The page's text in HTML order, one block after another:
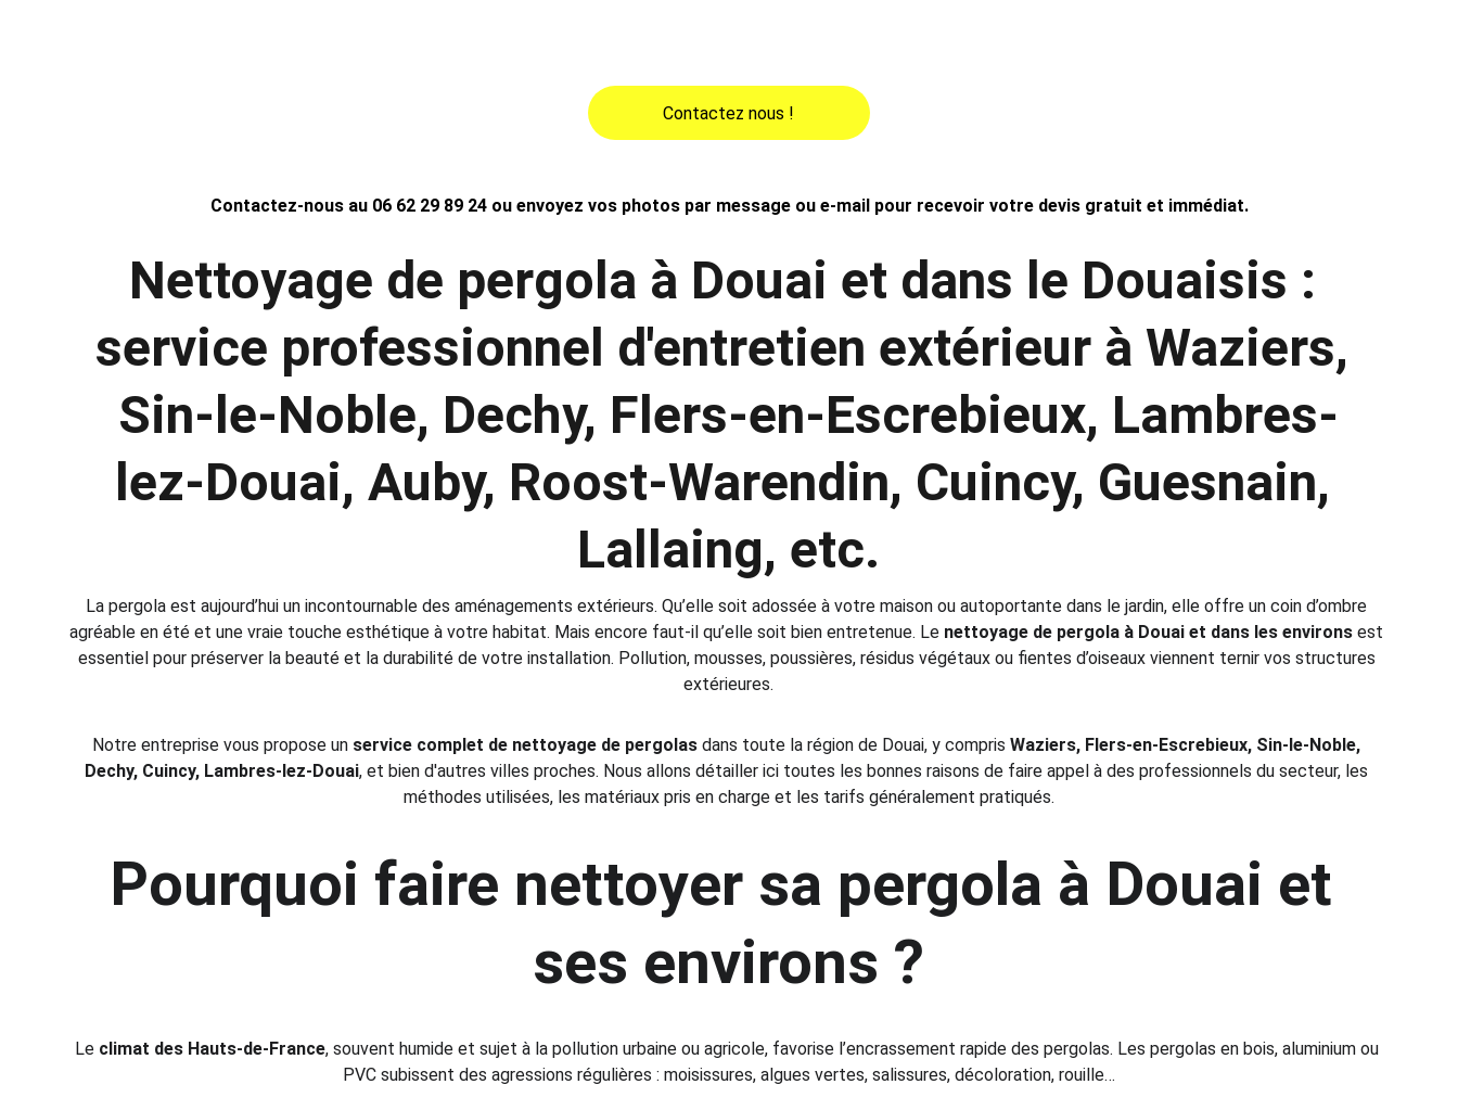
Contactez nous !
Contactez-nous au 06 62 29 89 24 ou envoyez vos photos par message ou e-mail pour recevoir votre devis gratuit et immédiat.
Nettoyage de pergola à Douai et dans le Douaisis :
service professionnel d'entretien extérieur à Waziers,
Sin-le-Noble, Dechy, Flers-en-Escrebieux, Lambres-
lez-Douai, Auby, Roost-Warendin, Cuincy, Guesnain,
Lallaing, etc.
La pergola est aujourd’hui un incontournable des aménagements extérieurs. Qu’elle soit adossée à votre maison ou autoportante dans le jardin, elle offre un coin d’ombre
agréable en été et une vraie touche esthétique à votre habitat. Mais encore faut-il qu’elle soit bien entretenue. Le nettoyage de pergola à Douai et dans les environs est
essentiel pour préserver la beauté et la durabilité de votre installation. Pollution, mousses, poussières, résidus végétaux ou fientes d’oiseaux viennent ternir vos structures
extérieures.
Notre entreprise vous propose un service complet de nettoyage de pergolas dans toute la région de Douai, y compris Waziers, Flers-en-Escrebieux, Sin-le-Noble,
Dechy, Cuincy, Lambres-lez-Douai, et bien d'autres villes proches. Nous allons détailler ici toutes les bonnes raisons de faire appel à des professionnels du secteur, les
méthodes utilisées, les matériaux pris en charge et les tarifs généralement pratiqués.
Pourquoi faire nettoyer sa pergola à Douai et
ses environs ?
Le climat des Hauts-de-France, souvent humide et sujet à la pollution urbaine ou agricole, favorise l’encrassement rapide des pergolas. Les pergolas en bois, aluminium ou
PVC subissent des agressions régulières : moisissures, algues vertes, salissures, décoloration, rouille…